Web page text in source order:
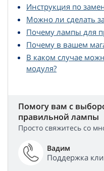
Инструкция по
Можно ли сделать
Почему лампы для
Почему в вашем
В каком случае
модуля?
Помогу вам с
правильной лампы
Просто свяжитесь со
Вадим
Поддержка